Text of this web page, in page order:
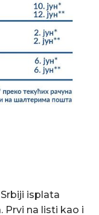
isplata
Prvi na listi kao i